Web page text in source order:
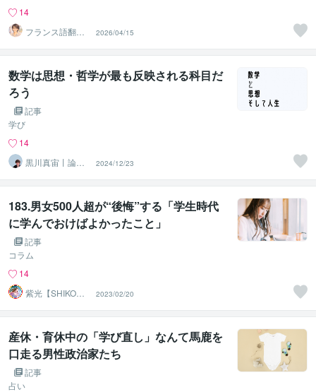
14
フランス語翻訳
者 遠藤ゆかり
2026/04/15
数学は思想・哲学が最も反映される科目だ
ろう
記事
学び
14
黒川真宙丨論理
で学ぶ数学の個
別指導
2024/12/23
183.男女500人超が“後悔”する「学生時代
に学んでおけばよかったこと」
記事
コラム
14
紫光【SHIKO】
遠隔透視鑑定士
2023/02/20
産休・育休中の「学び直し」なんて馬鹿を
口走る男性政治家たち
記事
占い